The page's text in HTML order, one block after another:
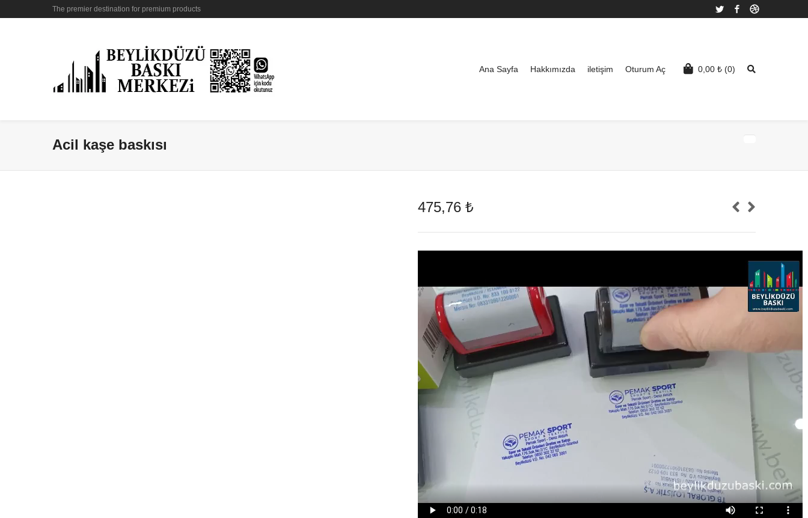
The premier destination for premium products Twitter Facebook
0,00 ₺ (0)
Ana Sayfa Hakkımızda iletişim Oturum Aç
Acil kaşe baskısı
475,76₺